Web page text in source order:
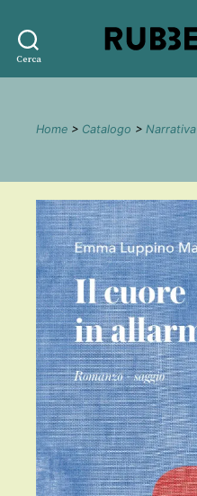
Cerca
Home > Catalogo > Narrativa